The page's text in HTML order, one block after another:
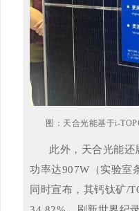
图：天合光能基于i-
此外，天合光能还
功率达907W（实验室
同时宣布，其钙钛矿/